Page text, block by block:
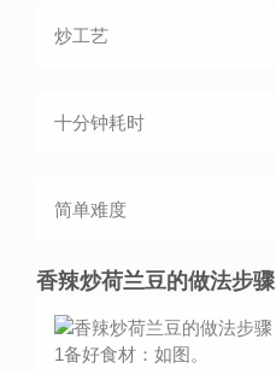
炒工艺
十分钟耗时
简单难度
香辣炒荷兰豆的做法步骤
1备好食材：如图。